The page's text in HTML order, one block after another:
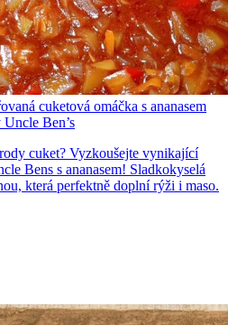
cuketová omáčka s ananasem
Ben’s
cuket? Vyzkoušejte vynikající
Bens s ananasem! Sladkokyselá
která perfektně doplní rýži i maso.